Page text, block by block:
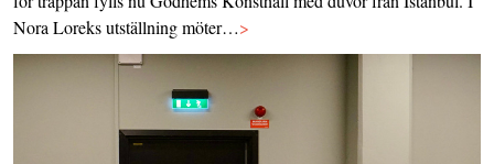
Nora Loreks utställning möter…>